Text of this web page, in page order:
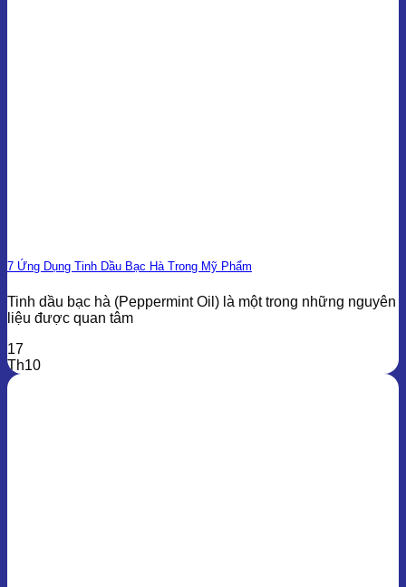
7 Ứng Dụng Tinh Dầu Bạc Hà Trong Mỹ Phẩm
Tinh dầu bạc hà (Peppermint Oil) là một trong những nguyên
liệu được quan tâm
17
Th10